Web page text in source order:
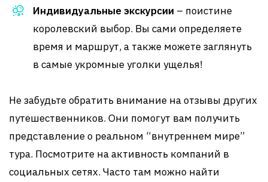
Индивидуальные экскурсии – поистине
королевский выбор. Вы сами определяете
время и маршрут, а также можете заглянуть
в самые укромные уголки ущелья!
Не забудьте обратить внимание на отзывы других
путешественников. Они помогут вам получить
представление о реальном “внутреннем мире”
тура. Посмотрите на активность компаний в
социальных сетях. Часто там можно найти